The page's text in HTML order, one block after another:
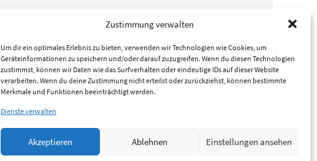
Zustimmung verwalten
Um dir ein optimales Erlebnis zu bieten, verwenden wir Technologien wie Cookies, um
Geräteinformationen zu speichern und/oder darauf zuzugreifen. Wenn du diesen Technologien
zustimmst, können wir Daten wie das Surfverhalten oder eindeutige IDs auf dieser Website
verarbeiten. Wenn du deine Zustimmung nicht erteilst oder zurückziehst, können bestimmte
Merkmale und Funktionen beeinträchtigt werden.
Dienste verwalten
Akzeptieren Ablehnen Einstellungen ansehen